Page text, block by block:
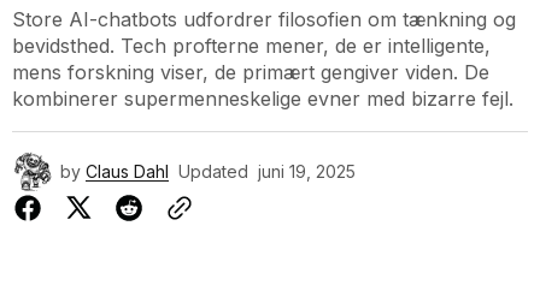
Store AI-chatbots udfordrer filosofien om tænkning og
bevidsthed. Tech profterne mener, de er intelligente,
mens forskning viser, de primært gengiver viden. De
kombinerer supermenneskelige evner med bizarre fejl.
by Claus Dahl Updated juni 19, 2025